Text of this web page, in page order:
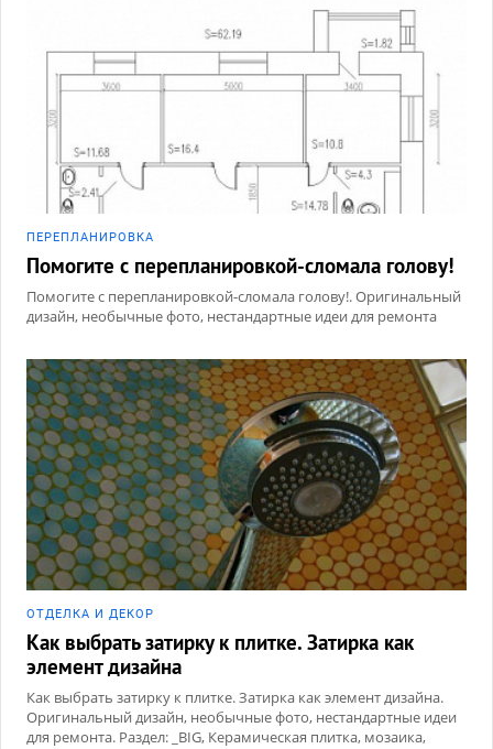
ПЕРЕПЛАНИРОВКА
Помогите с перепланировкой-сломала голову!
Помогите с перепланировкой-сломала голову!. Оригинальный
дизайн, необычные фото, нестандартные идеи для ремонта
ОТДЕЛКА И ДЕКОР
Как выбрать затирку к плитке. Затирка как
элемент дизайна
Как выбрать затирку к плитке. Затирка как элемент дизайна.
Оригинальный дизайн, необычные фото, нестандартные идеи
для ремонта. Раздел: _BIG, Керамическая плитка, мозаика,